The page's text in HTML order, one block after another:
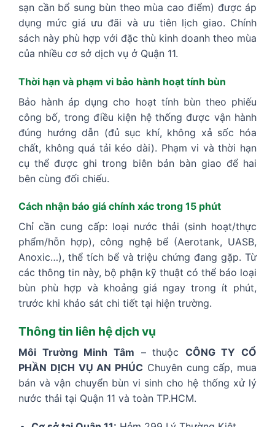
sạn cần bổ sung bùn theo mùa cao điểm) được áp
dụng mức giá ưu đãi và ưu tiên lịch giao. Chính
sách này phù hợp với đặc thù kinh doanh theo mùa
của nhiều cơ sở dịch vụ ở Quận 11.
Thời hạn và phạm vi bảo hành hoạt tính bùn
Bảo hành áp dụng cho hoạt tính bùn theo phiếu
công bố, trong điều kiện hệ thống được vận hành
đúng hướng dẫn (đủ sục khí, không xả sốc hóa
chất, không quá tải kéo dài). Phạm vi và thời hạn
cụ thể được ghi trong biên bản bàn giao để hai
bên cùng đối chiếu.
Cách nhận báo giá chính xác trong 15 phút
Chỉ cần cung cấp: loại nước thải (sinh hoạt/thực
phẩm/hỗn hợp), công nghệ bể (Aerotank, UASB,
Anoxic…), thể tích bể và triệu chứng đang gặp. Từ
các thông tin này, bộ phận kỹ thuật có thể báo loại
bùn phù hợp và khoảng giá ngay trong ít phút,
trước khi khảo sát chi tiết tại hiện trường.
Thông tin liên hệ dịch vụ
Môi Trường Minh Tâm – thuộc CÔNG TY CỔ
PHẦN DỊCH VỤ AN PHÚC Chuyên cung cấp, mua
bán và vận chuyển bùn vi sinh cho hệ thống xử lý
nước thải tại Quận 11 và toàn TP.HCM.